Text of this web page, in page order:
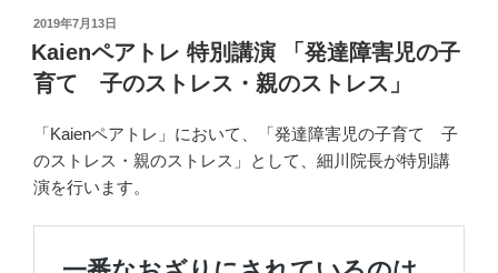
投
稿
日:
2019年7月13日
Kaienペアトレ 特別講演 「発達障害児の子
育て 子のストレス・親のストレス」
「Kaienペアトレ」において、「発達障害児の子育て 子
のストレス・親のストレス」として、細川院長が特別講
演を行います。